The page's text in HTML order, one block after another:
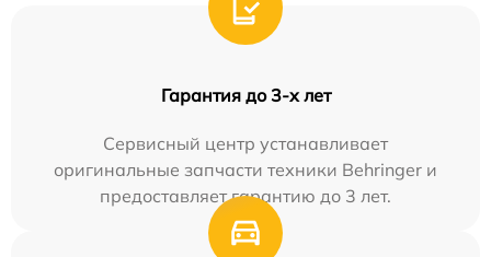
Гарантия до 3-х лет
Сервисный центр устанавливает
оригинальные запчасти техники Behringer и
предоставляет гарантию до 3 лет.